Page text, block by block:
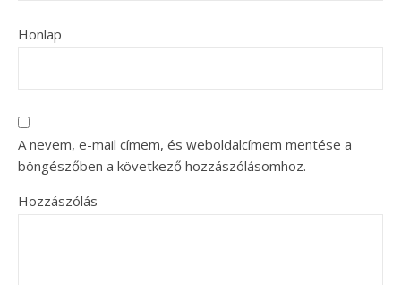
Honlap
A nevem, e-mail címem, és weboldalcímem mentése a
böngészőben a következő hozzászólásomhoz.
Hozzászólás